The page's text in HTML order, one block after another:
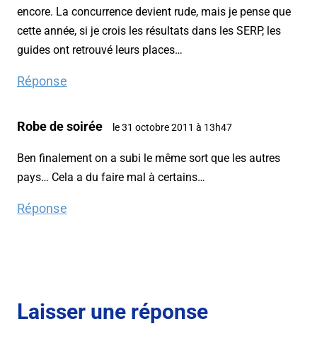
encore. La concurrence devient rude, mais je pense que
cette année, si je crois les résultats dans les SERP, les
guides ont retrouvé leurs places…
Réponse
Robe de soirée le 31 octobre 2011 à 13h47
Ben finalement on a subi le même sort que les autres
pays… Cela a du faire mal à certains…
Réponse
Laisser une réponse